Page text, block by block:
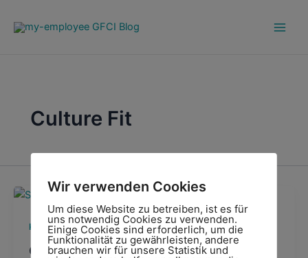
Inhalt
Culture Fit
Kompetenzen,Recruiting
Competency or JobFit? What should be
Wir verwenden Cookies
Um diese Website zu betreiben, ist es für
uns notwendig Cookies zu verwenden.
Einige Cookies sind erforderlich, um die
Funktionalität zu gewährleisten, andere
brauchen wir für unsere Statistik und